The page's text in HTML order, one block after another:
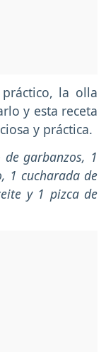
la olla
y esta receta
y práctica.
garbanzos, 1
1 cucharada de
y 1 pizca de